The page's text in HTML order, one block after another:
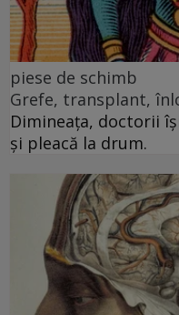
piese de schimb
Grefe, transplant,
Dimineața, doctorii
și pleacă la drum.